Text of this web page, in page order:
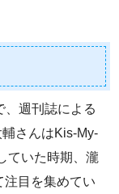
、週刊誌による
さんはKis-My-
ていた時期、瀧
目を集めてい